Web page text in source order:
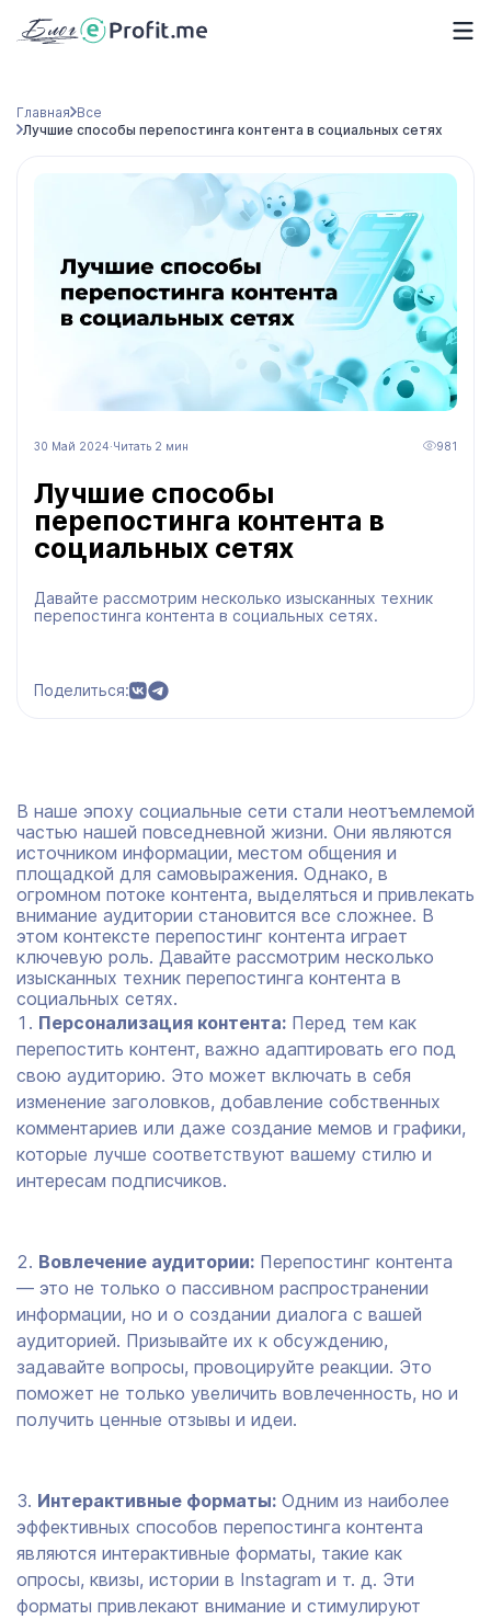
Главная Все
Лучшие способы перепостинга контента в социальных сетях
30 Май 2024·Читать 2 мин 981
Лучшие способы
перепостинга контента в
социальных сетях
Давайте рассмотрим несколько изысканных техник
перепостинга контента в социальных сетях.
Поделиться:
В наше эпоху социальные сети стали неотъемлемой
частью нашей повседневной жизни. Они являются
источником информации, местом общения и
площадкой для самовыражения. Однако, в
огромном потоке контента, выделяться и привлекать
внимание аудитории становится все сложнее. В
этом контексте перепостинг контента играет
ключевую роль. Давайте рассмотрим несколько
изысканных техник перепостинга контента в
социальных сетях.
Персонализация контента: Перед тем как
перепостить контент, важно адаптировать его под
свою аудиторию. Это может включать в себя
изменение заголовков, добавление собственных
комментариев или даже создание мемов и графики,
которые лучше соответствуют вашему стилю и
интересам подписчиков.
Вовлечение аудитории: Перепостинг контента
— это не только о пассивном распространении
информации, но и о создании диалога с вашей
аудиторией. Призывайте их к обсуждению,
задавайте вопросы, провоцируйте реакции. Это
поможет не только увеличить вовлеченность, но и
получить ценные отзывы и идеи.
Интерактивные форматы: Одним из наиболее
эффективных способов перепостинга контента
являются интерактивные форматы, такие как
опросы, квизы, истории в Instagram и т. д. Эти
форматы привлекают внимание и стимулируют